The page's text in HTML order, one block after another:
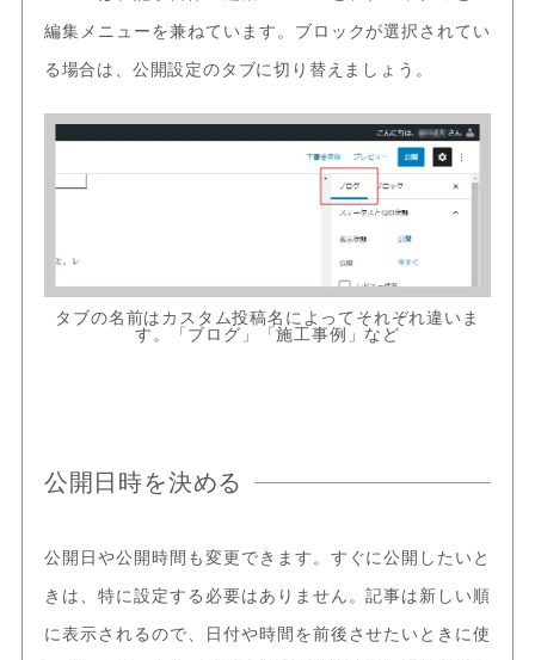
編集メニューを兼ねています。ブロックが選択されてい
る場合は、公開設定のタブに切り替えましょう。
タブの名前はカスタム投稿名によってそれぞれ違いま
す。「ブログ」「施工事例」など
公開日時を決める
公開日や公開時間も変更できます。すぐに公開したいと
きは、特に設定する必要はありません。記事は新しい順
に表示されるので、日付や時間を前後させたいときに使